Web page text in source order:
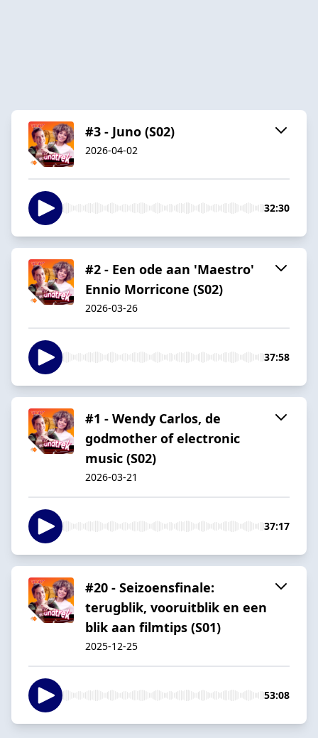
#3 - Juno (S02)
2026-04-02
32:30
#2 - Een ode aan 'Maestro'
Ennio Morricone (S02)
2026-03-26
37:58
#1 - Wendy Carlos, de
godmother of electronic
music (S02)
2026-03-21
37:17
#20 - Seizoensfinale:
terugblik, vooruitblik en een
blik aan filmtips (S01)
2025-12-25
53:08